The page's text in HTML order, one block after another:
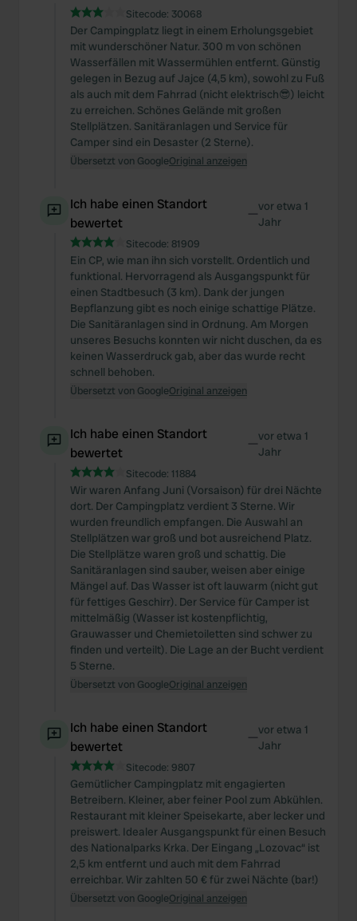
Sitecode: 30068
Der Campingplatz liegt in einem Erholungsgebiet
mit wunderschöner Natur. 300 m von schönen
Wasserfällen mit Wassermühlen entfernt. Günstig
gelegen in Bezug auf Jajce (4,5 km), sowohl zu Fuß
als auch mit dem Fahrrad (nicht elektrisch😎) leicht
zu erreichen. Schönes Gelände mit großen
Stellplätzen. Sanitäranlagen und Service für
Camper sind ein Desaster (2 Sterne).
Übersetzt von GoogleOriginal anzeigen
Ich habe einen Standort
bewertet
—vor etwa 1
Jahr
Sitecode: 81909
Ein CP, wie man ihn sich vorstellt. Ordentlich und
funktional. Hervorragend als Ausgangspunkt für
einen Stadtbesuch (3 km). Dank der jungen
Bepflanzung gibt es noch einige schattige Plätze.
Die Sanitäranlagen sind in Ordnung. Am Morgen
unseres Besuchs konnten wir nicht duschen, da es
keinen Wasserdruck gab, aber das wurde recht
schnell behoben.
Übersetzt von GoogleOriginal anzeigen
Ich habe einen Standort
bewertet
—vor etwa 1
Jahr
Sitecode: 11884
Wir waren Anfang Juni (Vorsaison) für drei Nächte
dort. Der Campingplatz verdient 3 Sterne. Wir
wurden freundlich empfangen. Die Auswahl an
Stellplätzen war groß und bot ausreichend Platz.
Die Stellplätze waren groß und schattig. Die
Sanitäranlagen sind sauber, weisen aber einige
Mängel auf. Das Wasser ist oft lauwarm (nicht gut
für fettiges Geschirr). Der Service für Camper ist
mittelmäßig (Wasser ist kostenpflichtig,
Grauwasser und Chemietoiletten sind schwer zu
finden und verteilt). Die Lage an der Bucht verdient
5 Sterne.
Übersetzt von GoogleOriginal anzeigen
Ich habe einen Standort
bewertet
—vor etwa 1
Jahr
Sitecode: 9807
Gemütlicher Campingplatz mit engagierten
Betreibern. Kleiner, aber feiner Pool zum Abkühlen.
Restaurant mit kleiner Speisekarte, aber lecker und
preiswert. Idealer Ausgangspunkt für einen Besuch
des Nationalparks Krka. Der Eingang „Lozovac“ ist
2,5 km entfernt und auch mit dem Fahrrad
erreichbar. Wir zahlten 50 € für zwei Nächte (bar!)
Übersetzt von GoogleOriginal anzeigen